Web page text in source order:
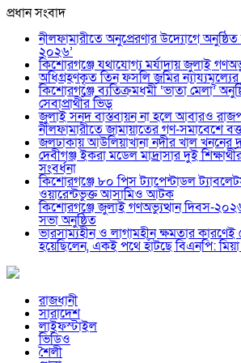
প্রধান সংবাদ
নীলফামারীতে অনুপ্রেরণার উদ্যোগে
২০২৬’
কিশোরগঞ্জে যথাযোগ্য মর্যাদায় জুলাই
অধিগ্রহণকৃত তিন ফসলি জমির ন্যায্যমূল্যের
কিশোরগঞ্জে ব্যতিক্রমধর্মী ‘ভাতা মেলা’
সেবাপ্রার্থীর ভিড়
জুলাই সনদ বাস্তবায়ন না হলে আবারও
নীলফামারীতে জামায়াতের গণ-সমাবেশে
জলঢাকায় আউলিয়াখানা নদীর খাল খননের
দেবীগঞ্জ ইকরা মডেল মাদ্রাসার দুই
সংবর্ধনা
কিশোরগঞ্জে ৮০ পিস ট্যাপেন্টাডল
ওয়ারেন্টভুক্ত আসামিও আটক
কিশোরগঞ্জে জুলাই গণঅভ্যুত্থান দিবস-
সভা অনুষ্ঠিত
ভারসাম্যহীন ও লাগামহীন ক্ষমতার কারণেই
হয়েছিলেন, একই পথে হাঁটছে বিএনপি:
রাজধানী
সারাদেশ
লাইফস্টাইল
ভিডিও
শৈলী